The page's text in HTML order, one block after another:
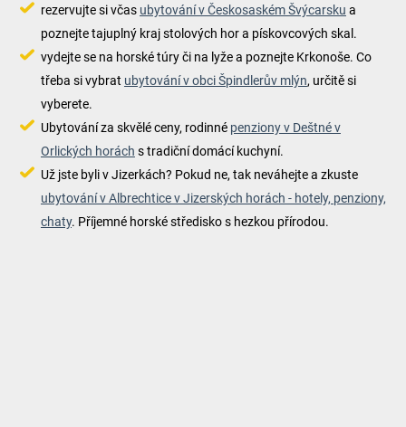
rezervujte si včas ubytování v Českosaském Švýcarsku a
poznejte tajuplný kraj stolových hor a pískovcových skal.
vydejte se na horské túry či na lyže a poznejte Krkonoše. Co
třeba si vybrat ubytování v obci Špindlerův mlýn, určitě si
vyberete.
Ubytování za skvělé ceny, rodinné penziony v Deštné v
Orlických horách s tradiční domácí kuchyní.
Už jste byli v Jizerkách? Pokud ne, tak neváhejte a zkuste
ubytování v Albrechtice v Jizerských horách - hotely, penziony,
chaty. Příjemné horské středisko s hezkou přírodou.